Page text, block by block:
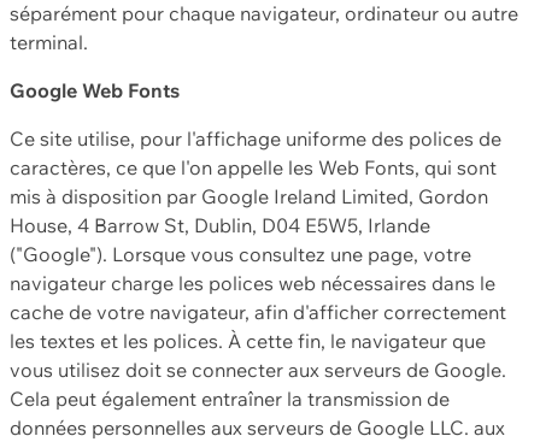
séparément pour chaque navigateur, ordinateur ou autre
terminal.
Google Web Fonts
Ce site utilise, pour l'affichage uniforme des polices de
caractères, ce que l'on appelle les Web Fonts, qui sont
mis à disposition par Google Ireland Limited, Gordon
House, 4 Barrow St, Dublin, D04 E5W5, Irlande
("Google"). Lorsque vous consultez une page, votre
navigateur charge les polices web nécessaires dans le
cache de votre navigateur, afin d'afficher correctement
les textes et les polices. À cette fin, le navigateur que
vous utilisez doit se connecter aux serveurs de Google.
Cela peut également entraîner la transmission de
données personnelles aux serveurs de Google LLC. aux